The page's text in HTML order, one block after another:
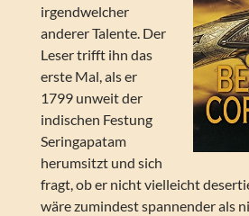
irgendwelcher
anderer Talente. Der
Leser trifft ihn das
erste Mal, als er
1799 unweit der
indischen Festung
Seringapatam
herumsitzt und sich
fragt, ob er nicht vielleicht
wäre zumindest spannender als